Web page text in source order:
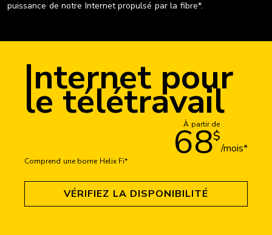
puissance de notre Internet propulsé par la fibre*.
Internet pour
le télétravail
À partir de
68$
/mois*
Comprend une borne Helix Fi*
VÉRIFIEZ LA DISPONIBILITÉ